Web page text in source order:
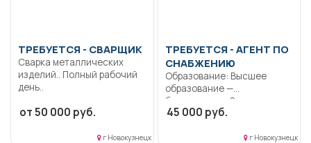
ТРЕБУЕТСЯ - СВАРЩИК
Сварка металлических
изделий.. Полный рабочий
день..
от 50 000 руб.
г Новокузнецк
ТРЕБУЕТСЯ - АГЕНТ ПО
СНАБЖЕНИЮ
Образование: Высшее
образование —
бакалавриат.. Закуп товара,
заключение договоров...
45 000 руб.
г Новокузнецк